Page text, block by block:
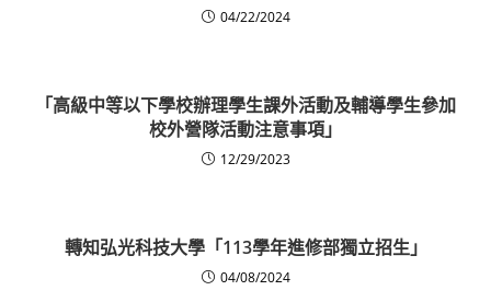
04/22/2024
「高級中等以下學校辦理學生課外活動及輔導學生參加
校外營隊活動注意事項」
12/29/2023
轉知弘光科技大學「113學年進修部獨立招生」
04/08/2024